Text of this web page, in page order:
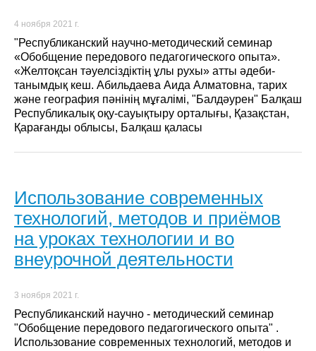
4 ноября 2021 г.
"Республиканский научно-методический семинар
«Обобщение передового педагогического опыта».
«Желтоқсан тәуелсіздіктің ұлы рухы» атты әдеби-
танымдық кеш. Абильдаева Аида Алматовна, тарих
және география пәнінің мұғалімі, "Балдәурен" Балқаш
Республикалық оқу-сауықтыру орталығы, Қазақстан,
Қарағанды облысы, Балқаш қаласы
Использование современных
технологий, методов и приёмов
на уроках технологии и во
внеурочной деятельности
3 ноября 2021 г.
Республиканский научно - методический семинар
"Обобщение передового педагогического опыта" .
Использование современных технологий, методов и